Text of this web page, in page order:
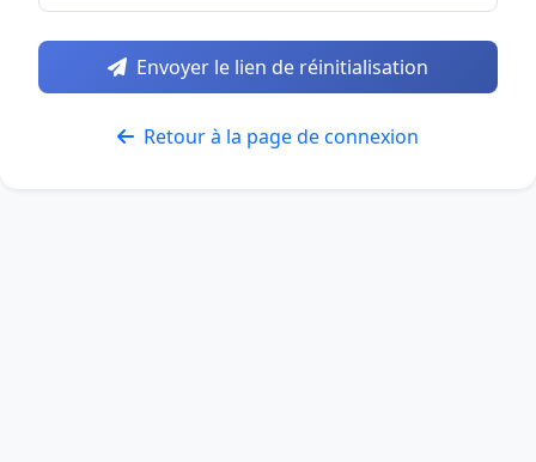
Envoyer le lien de réinitialisation
Retour à la page de connexion